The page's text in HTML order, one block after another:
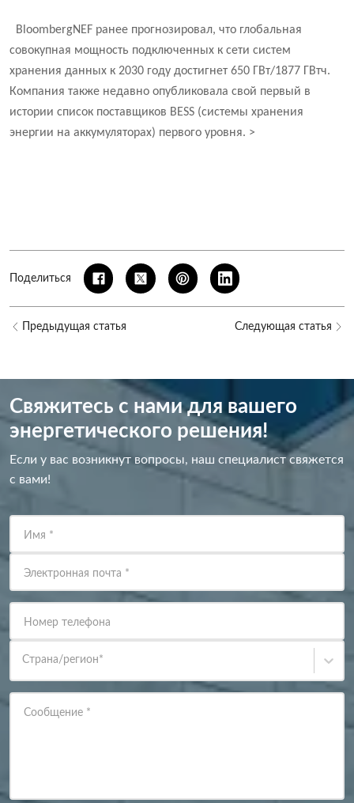
BloombergNEF ранее прогнозировал, что глобальная
совокупная мощность подключенных к сети систем
хранения данных к 2030 году достигнет 650 ГВт/1877 ГВтч.
Компания также недавно опубликовала свой первый в
истории список поставщиков BESS (системы хранения
энергии на аккумуляторах) первого уровня. >
Поделиться
Предыдущая статья Следующая статья
Свяжитесь с нами для вашего
энергетического решения!
Если у вас возникнут вопросы, наш специалист свяжется
с вами!
Имя *
Электронная почта *
Номер телефона
Страна/регион*
Сообщение *